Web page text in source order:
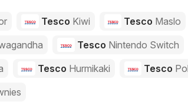
Tesco Kiwi Tesco Maslo
Tesco Nintendo Switch
Tesco Hurmikaki Tesco